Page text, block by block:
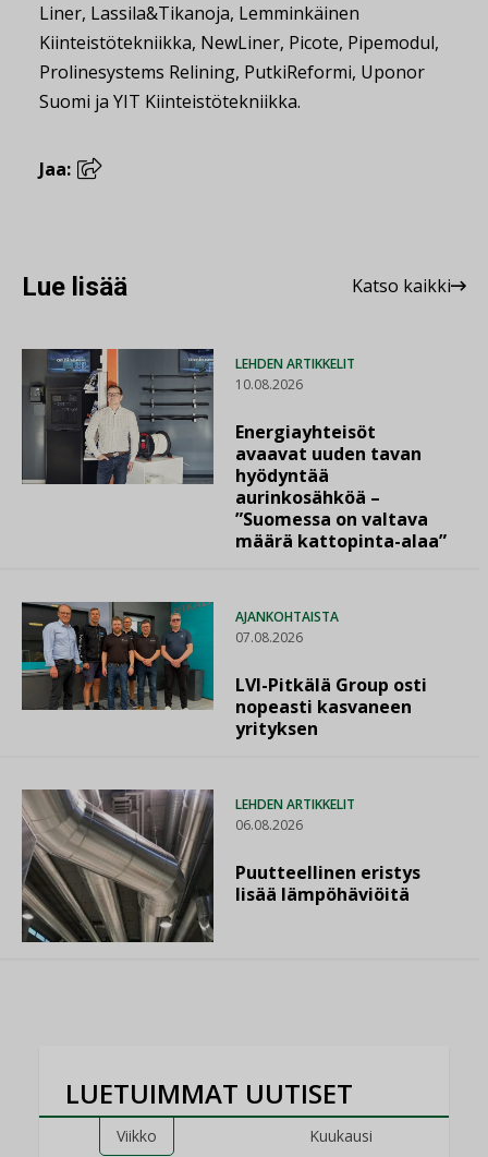
Liner, Lassila&Tikanoja, Lemminkäinen
Kiinteistötekniikka, NewLiner, Picote, Pipemodul,
Prolinesystems Relining, PutkiReformi, Uponor
Suomi ja YIT Kiinteistötekniikka.
Jaa:
Lue lisää Katso kaikki
LEHDEN ARTIKKELIT
10.08.2026
Energiayhteisöt
avaavat uuden tavan
hyödyntää
aurinkosähköä –
”Suomessa on valtava
määrä kattopinta-alaa”
AJANKOHTAISTA
07.08.2026
LVI-Pitkälä Group osti
nopeasti kasvaneen
yrityksen
LEHDEN ARTIKKELIT
06.08.2026
Puutteellinen eristys
lisää lämpöhäviöitä
LUETUIMMAT UUTISET
Viikko Kuukausi